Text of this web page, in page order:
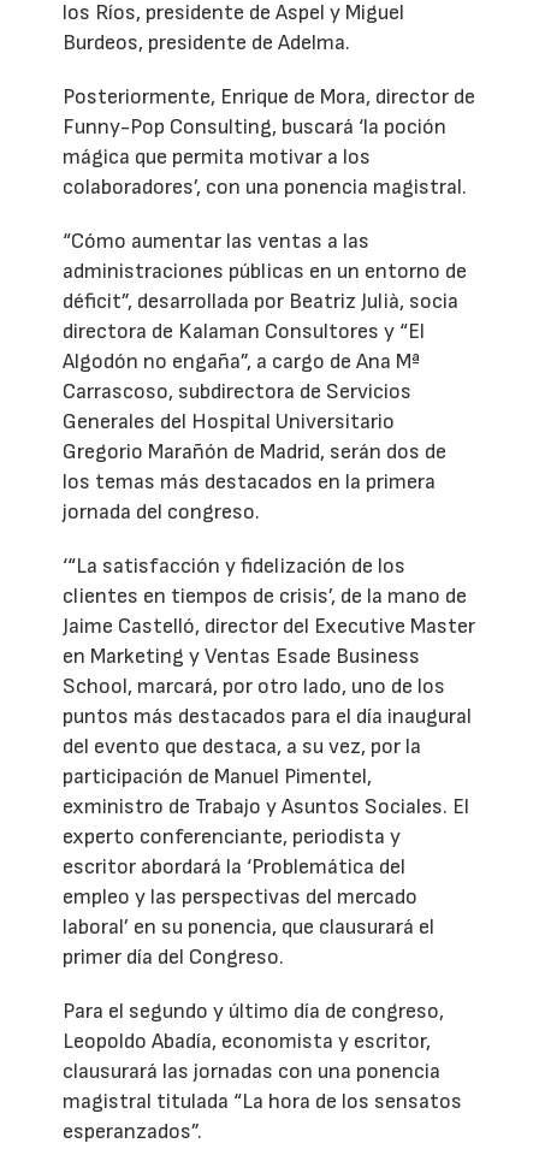
los Ríos, presidente de Aspel y Miguel
Burdeos, presidente de Adelma.
Posteriormente, Enrique de Mora, director de
Funny-Pop Consulting, buscará ‘la poción
mágica que permita motivar a los
colaboradores’, con una ponencia magistral.
“Cómo aumentar las ventas a las
administraciones públicas en un entorno de
déficit”, desarrollada por Beatriz Julià, socia
directora de Kalaman Consultores y “El
Algodón no engaña”, a cargo de Ana Mª
Carrascoso, subdirectora de Servicios
Generales del Hospital Universitario
Gregorio Marañón de Madrid, serán dos de
los temas más destacados en la primera
jornada del congreso.
‘“La satisfacción y fidelización de los
clientes en tiempos de crisis’, de la mano de
Jaime Castelló, director del Executive Master
en Marketing y Ventas Esade Business
School, marcará, por otro lado, uno de los
puntos más destacados para el día inaugural
del evento que destaca, a su vez, por la
participación de Manuel Pimentel,
exministro de Trabajo y Asuntos Sociales. El
experto conferenciante, periodista y
escritor abordará la ‘Problemática del
empleo y las perspectivas del mercado
laboral’ en su ponencia, que clausurará el
primer día del Congreso.
Para el segundo y último día de congreso,
Leopoldo Abadía, economista y escritor,
clausurará las jornadas con una ponencia
magistral titulada “La hora de los sensatos
esperanzados”.